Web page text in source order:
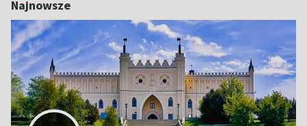
Najnowsze